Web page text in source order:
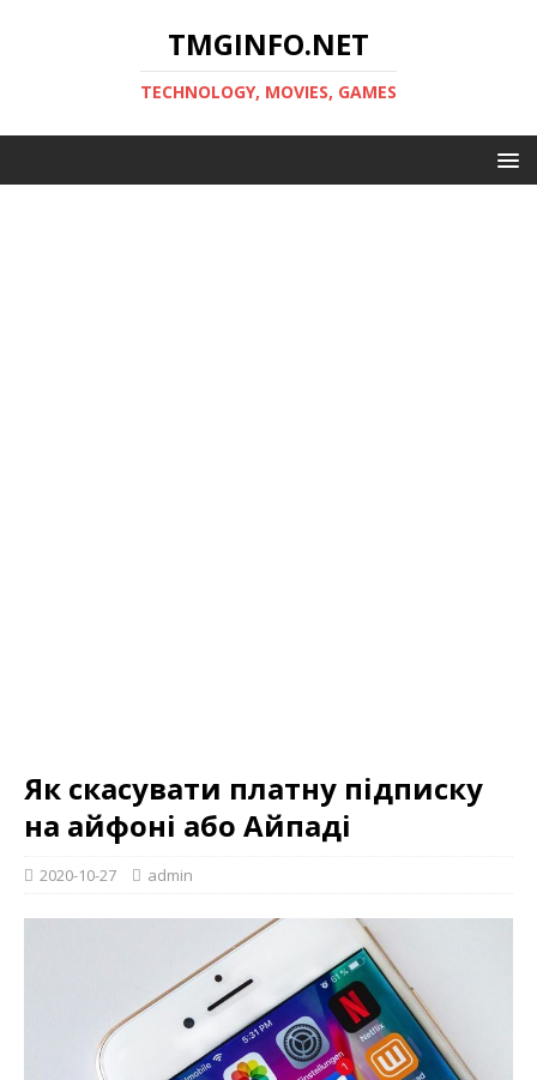
TMGINFO.NET
ТECHNOLOGY, MOVIES, GAMES
Як скасувати платну підписку
на айфоні або Айпаді
2020-10-27 admin